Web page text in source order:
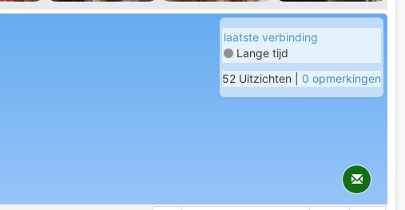
laatste verbinding
Lange tijd
52 Uitzichten | 0 opmerkingen